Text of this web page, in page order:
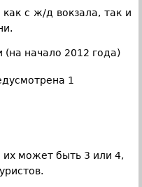
с ж/д вокзала, так и
(на начало 2012 года)
1
их может быть 3 или 4,